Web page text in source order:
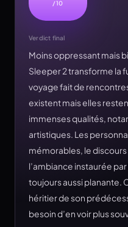
/10
Verdict final
Moins oppressant mais
Sleeper 2 transforme la
voyage fait de
existent mais elles
immenses qualités,
artistiques. Les
mémorables, le
l’ambiance instaurée
toujours aussi planante.
héritier de son
besoin d’en voir plus